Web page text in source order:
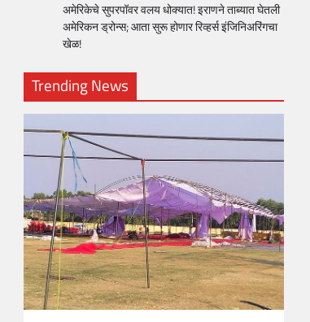
अमेरिकेचे सुपरपॉवर वलय धोक्यात! इराणने ताब्यात घेतली
अमेरिकन ड्रोन्स; आता सुरू होणार रिव्हर्स इंजिनिअरिंगचा
खेळ!
Trending News